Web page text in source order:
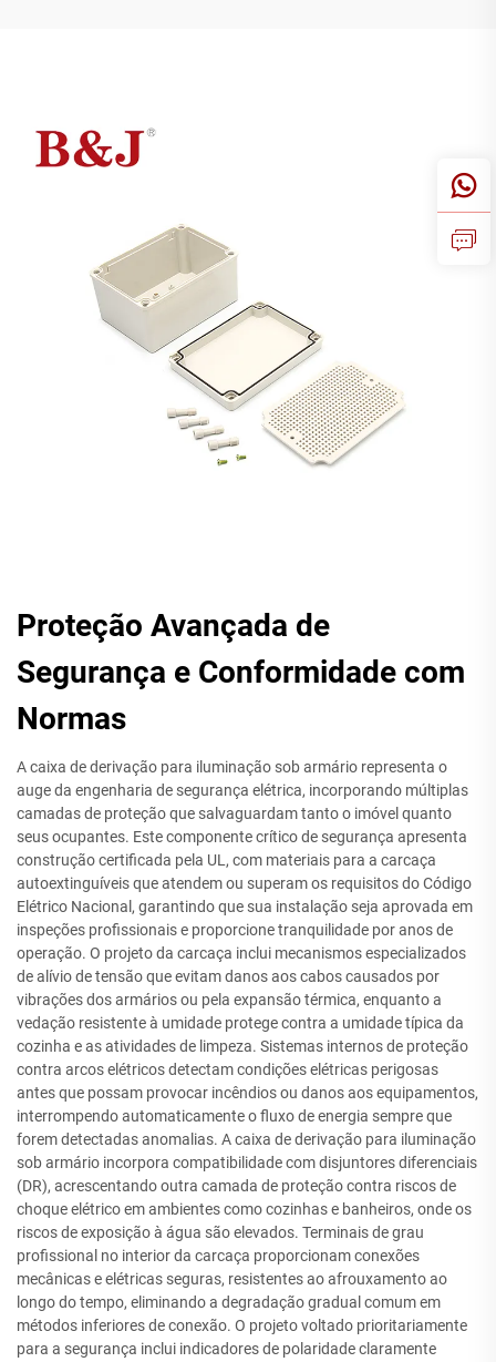
Proteção Avançada de
Segurança e Conformidade com
Normas
A caixa de derivação para iluminação sob armário representa o
auge da engenharia de segurança elétrica, incorporando múltiplas
camadas de proteção que salvaguardam tanto o imóvel quanto
seus ocupantes. Este componente crítico de segurança apresenta
construção certificada pela UL, com materiais para a carcaça
autoextinguíveis que atendem ou superam os requisitos do Código
Elétrico Nacional, garantindo que sua instalação seja aprovada em
inspeções profissionais e proporcione tranquilidade por anos de
operação. O projeto da carcaça inclui mecanismos especializados
de alívio de tensão que evitam danos aos cabos causados por
vibrações dos armários ou pela expansão térmica, enquanto a
vedação resistente à umidade protege contra a umidade típica da
cozinha e as atividades de limpeza. Sistemas internos de proteção
contra arcos elétricos detectam condições elétricas perigosas
antes que possam provocar incêndios ou danos aos equipamentos,
interrompendo automaticamente o fluxo de energia sempre que
forem detectadas anomalias. A caixa de derivação para iluminação
sob armário incorpora compatibilidade com disjuntores diferenciais
(DR), acrescentando outra camada de proteção contra riscos de
choque elétrico em ambientes como cozinhas e banheiros, onde os
riscos de exposição à água são elevados. Terminais de grau
profissional no interior da carcaça proporcionam conexões
mecânicas e elétricas seguras, resistentes ao afrouxamento ao
longo do tempo, eliminando a degradação gradual comum em
métodos inferiores de conexão. O projeto voltado prioritariamente
para a segurança inclui indicadores de polaridade claramente